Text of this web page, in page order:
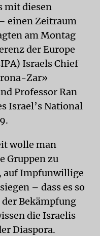
mit diesen
einen Zeitraum
am Montag
der Europe
Israels Chief
Zar»
Professor Ran
Israel’s National
wolle man
Gruppen zu
auf Impfunwillige
– dass es so
Bekämpfung
die Israelis
Diaspora.